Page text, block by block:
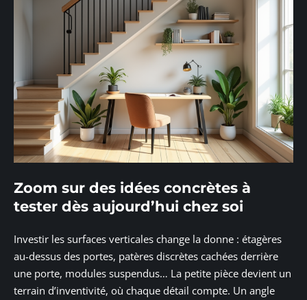
Zoom sur des idées concrètes à
tester dès aujourd’hui chez soi
Investir les surfaces verticales change la donne : étagères
au-dessus des portes, patères discrètes cachées derrière
une porte, modules suspendus… La petite pièce devient un
terrain d’inventivité, où chaque détail compte. Un angle